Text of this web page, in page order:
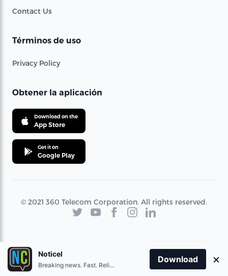
Contact Us
Términos de uso
Privacy Policy
Obtener la aplicación
Download on the
App Store
Get it on
Google Play
© 2021 360 Telecom Corporation. All rights reserved.
Noticel
Breaking news. Fast. Reliable.
Download ×